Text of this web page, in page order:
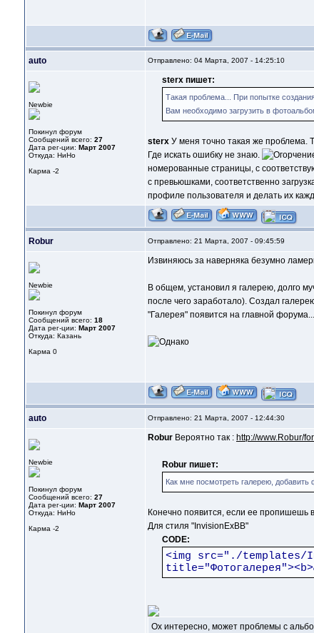
auto Отправлено: 04 Марта, 2007 - 14:25:10
Newbie
Покинул форум
Сообщений всего: 27
Дата рег-ции: Март 2007
Откуда: НиНо
Карма -2
sterx пишет:
Такая проблема... При попытке
Вам необходимо загрузить в
sterx У меня точно такая же проблема.
Где искать ошибку не знаю.
номерованные страницы, с
с превьюшками, соответственно
профиле пользователя и делать их
Robur Отправлено: 21 Марта, 2007 - 09:45:59
Newbie
Покинул форум
Сообщений всего: 18
Дата рег-ции: Март 2007
Откуда: Казань
Карма 0
Извиняюсь за наверняка безумно
В общем, установил я галерею, долго
после чего заработало). Создал
"Галерея" появится на главной
auto Отправлено: 21 Марта, 2007 - 12:44:30
Newbie
Покинул форум
Сообщений всего: 27
Дата рег-ции: Март 2007
Откуда: НиНо
Карма -2
Robur Вероятно так : http://www.Robur/
Robur пишет:
Как мне посмотреть галерею,
Конечно появится, если ее пропишешь
Для стиля "InvisionExBB"
CODE:
<img src="./templates/
Ох интересно, может проблемы с